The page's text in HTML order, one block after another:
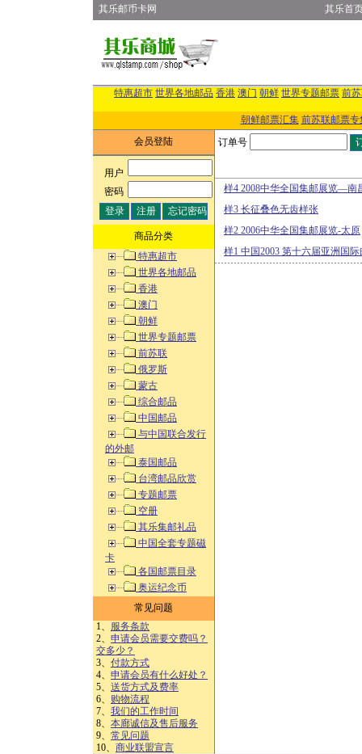
其乐邮币卡网 其乐首
特惠超市 世界各地邮品 香港 澳门 朝鲜 世界专题邮票 前
朝鲜邮票汇集 前苏联邮票专
会员登陆
用户:
密码:
商品分类
特惠超市
世界各地邮品
香港
澳门
朝鲜
世界专题邮票
前苏联
俄罗斯
蒙古
综合邮品
中国邮品
与中国联合发行
的外邮
泰国邮品
台湾邮品欣赏
专题邮票
空册
其乐集邮礼品
中国全套专题磁
卡
各国邮票目录
奥运纪念币
常见问题
1、 服务条款
2、 申请会员需要交费吗？
交多少？
3、 付款方式
4、 申请会员有什么好处？
5、 送货方式及费率
6、 购物流程
7、 我们的工作时间
8、 本廊诚信及售后服务
9、 常见问题
10、 商业联盟宣言
订单号
样4 2008中华全国集邮展览—南
样3 长征叠色无齿样张
样2 2006中华全国集邮展览-太原
样1 中国2003 第十六届亚洲国